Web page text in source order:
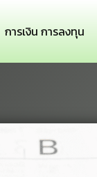
การเงิน การลงทุน